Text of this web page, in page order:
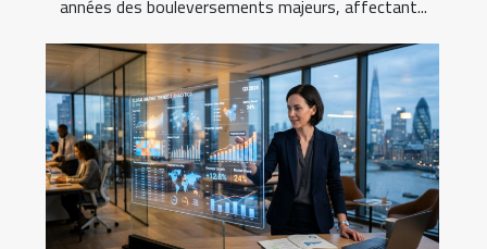
années des bouleversements majeurs, affectant...